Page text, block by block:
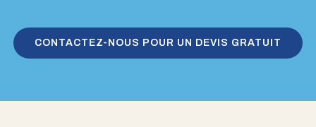
CONTACTEZ-NOUS POUR UN DEVIS GRATUIT